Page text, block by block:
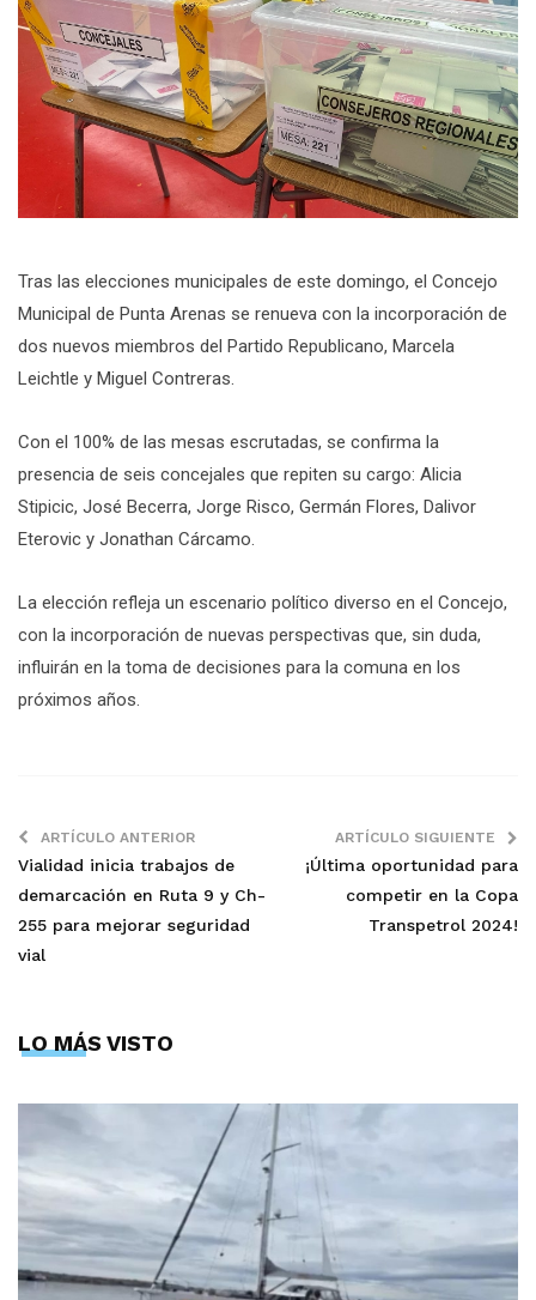
Tras las elecciones municipales de este domingo, el Concejo
Municipal de Punta Arenas se renueva con la incorporación de
dos nuevos miembros del Partido Republicano, Marcela
Leichtle y Miguel Contreras.
Con el 100% de las mesas escrutadas, se confirma la
presencia de seis concejales que repiten su cargo: Alicia
Stipicic, José Becerra, Jorge Risco, Germán Flores, Dalivor
Eterovic y Jonathan Cárcamo.
La elección refleja un escenario político diverso en el Concejo,
con la incorporación de nuevas perspectivas que, sin duda,
influirán en la toma de decisiones para la comuna en los
próximos años.
ARTÍCULO ANTERIOR
Vialidad inicia trabajos de
demarcación en Ruta 9 y Ch-
255 para mejorar seguridad
vial
ARTÍCULO SIGUIENTE
¡Última oportunidad para
competir en la Copa
Transpetrol 2024!
LO MÁS VISTO